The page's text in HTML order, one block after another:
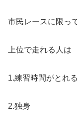
市民レースに限っ
上位で走れる人は
1.練習時間がとれ
2.独身